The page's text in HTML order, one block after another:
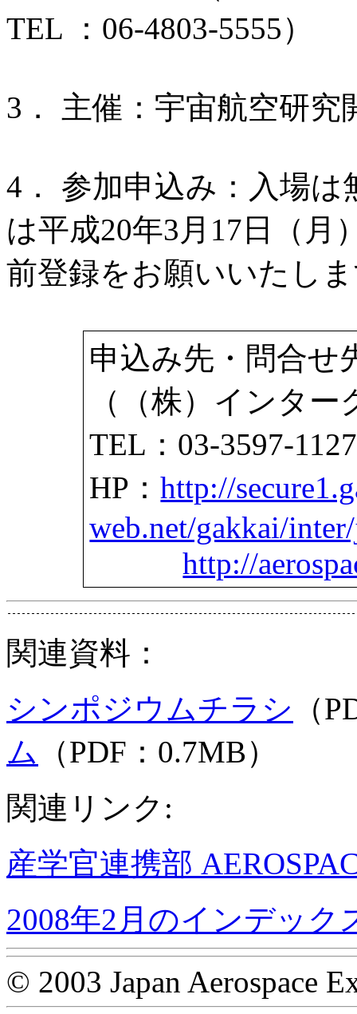
TEL ：06-4803-5555）
3． 主催：宇宙航空研究
4． 参加申込み：入場
は平成20年3月17日（月
前登録をお願いいたし
申込み先・問合せ
（（株）インタ
TEL：03-3597-
HP：http://
web.net/gakkai/
http://
関連資料：
シンポジウムチラシ （
ム
（PDF：0.7MB）
関連リンク:
産学官連携部
2008年2月のインデック
© 2003 Japan Aerospace